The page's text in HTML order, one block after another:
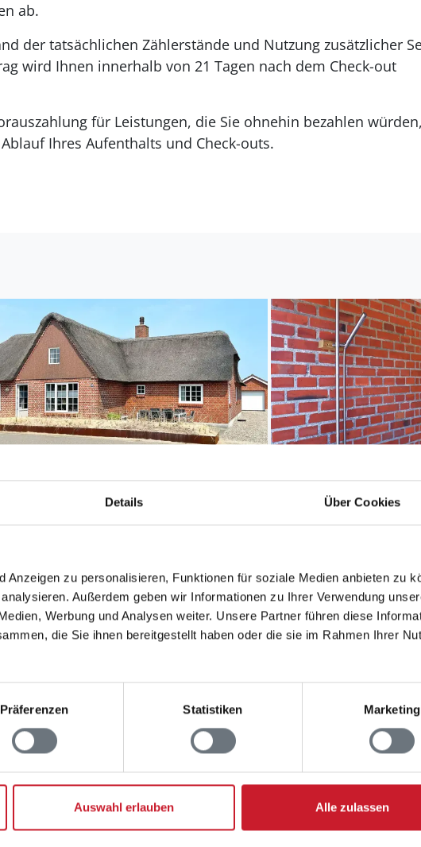
Details Über Cookies
Anzeigen zu personalisieren, Funktionen für soziale Medien anbieten zu
Außerdem geben wir Informationen zu Ihrer Verwendung
Werbung und Analysen weiter. Unsere Partner führen diese
die Sie ihnen bereitgestellt haben oder die sie im Rahmen Ihrer
Präferenzen Statistiken Marketing
Auswahl erlauben Alle zulassen
ab.
der tatsächlichen Zählerstände und Nutzung zusätzlicher
wird Ihnen innerhalb von 21 Tagen nach dem Check-out
für Leistungen, die Sie ohnehin bezahlen
Ihres Aufenthalts und Check-outs.
Entfernungen
Abstand Einkauf: 904 m
Abstand Restaurant: 920 m
Abstand Wasser: 302 m